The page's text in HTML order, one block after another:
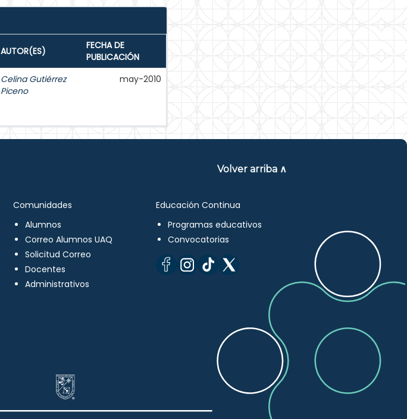
AUTOR(ES)
FECHA DE
PUBLICACIÓN
Celina Gutiérrez
Piceno
may-2010
Volver arriba ∧
Comunidades
Alumnos
Correo Alumnos UAQ
Solicitud Correo
Docentes
Administrativos
Educación Continua
Programas educativos
Convocatorias